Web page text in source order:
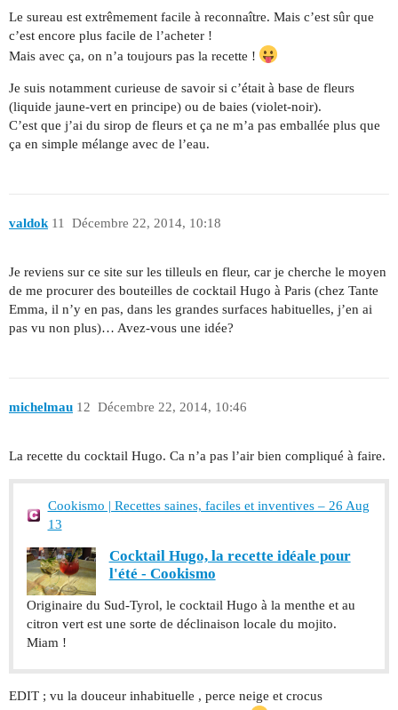
Le sureau est extrêmement facile à reconnaître. Mais c’est sûr que
c’est encore plus facile de l’acheter !
Mais avec ça, on n’a toujours pas la recette !
Je suis notamment curieuse de savoir si c’était à base de fleurs
(liquide jaune-vert en principe) ou de baies (violet-noir).
C’est que j’ai du sirop de fleurs et ça ne m’a pas emballée plus que
ça en simple mélange avec de l’eau.
valdok Décembre 22, 2014, 10:18
11
Je reviens sur ce site sur les tilleuls en fleur, car je cherche le moyen
de me procurer des bouteilles de cocktail Hugo à Paris (chez Tante
Emma, il n’y en pas, dans les grandes surfaces habituelles, j’en ai
pas vu non plus)… Avez-vous une idée?
michelmau Décembre 22, 2014, 10:46
12
La recette du cocktail Hugo. Ca n’a pas l’air bien compliqué à faire.
Cookismo | Recettes saines, faciles et inventives – 26 Aug
13
Cocktail Hugo, la recette idéale pour
l'été - Cookismo
Originaire du Sud-Tyrol, le cocktail Hugo à la menthe et au
citron vert est une sorte de déclinaison locale du mojito.
Miam !
EDIT ; vu la douceur inhabituelle , perce neige et crocus